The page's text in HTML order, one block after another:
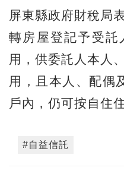
屏東縣政府財稅局
轉房屋登記予受託
用，供委託人本人
用，且本人、配偶
戶內，仍可按自住
#自益信託